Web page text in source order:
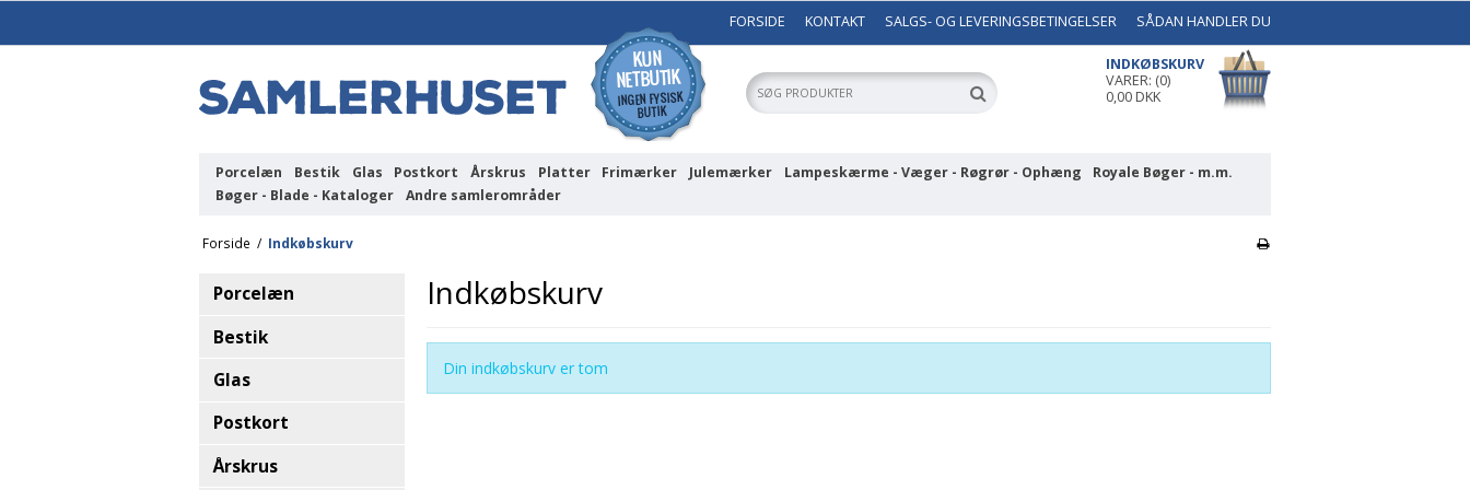
FORSIDE KONTAKT SALGS- OG LEVERINGSBETINGELSER SÅDAN HANDLER DU
INDKØBSKURV
VARER: (0)
0,00 DKK
Porcelæn Bestik Glas Postkort Årskrus Platter Frimærker Julemærker Lampeskærme - Væger - Røgrør - Ophæng
Royale Bøger - m.m.
Bøger - Blade - Kataloger
Andre samlerområder
Forside / Indkøbskurv
Porcelæn
Bestik
Glas
Postkort
Årskrus
Indkøbskurv
Din indkøbskurv er tom